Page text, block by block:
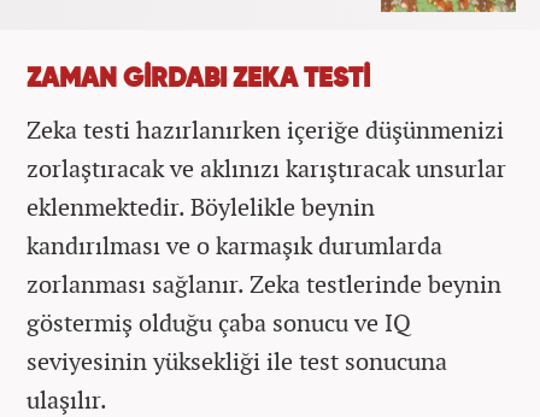
ZAMAN GİRDABI ZEKA TESTİ
Zeka testi hazırlanırken içeriğe düşünmenizi
zorlaştıracak ve aklınızı karıştıracak unsurlar
eklenmektedir. Böylelikle beynin
kandırılması ve o karmaşık durumlarda
zorlanması sağlanır. Zeka testlerinde beynin
göstermiş olduğu çaba sonucu ve IQ
seviyesinin yüksekliği ile test sonucuna
ulaşılır.